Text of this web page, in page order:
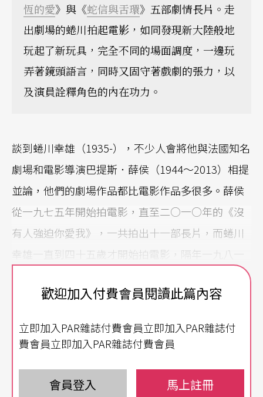
恆的愛》與《蛇信與舌環》五部劇情長片。走
出劇場的蜷川拍起電影，如同發現新大陸般地
玩起了新玩具，完全不同的場面調度，一邊玩
弄著鏡頭語言，同時又固守著戲劇的張力，以
及演員詮釋角色的內在功力。
談到蜷川幸雄（1935-），不少人會將他與法國知名
劇場和電影導演巴提斯．薛侯（1944～2013）相提
並論，他們的劇場作品都比電影作品多很多。薛侯
從一九七五年開始拍電影，直至二○一○年的《沒
有人強迫你愛我》，一共拍出十一部長片，而蜷川
幸雄一直到四十五歲才開始拍電影，隔年一九八一
年推出了兩部電影：《青春的帆船日本丸》與松竹
出品的《惡魔之夏》，第三部長片卻相隔廿二年，
第四部作品《伊右衛門之永恆的愛》，二○○九年
輕演出過十多部電影導演的配角，包括小林正樹
歡迎加入付費會員閱讀此篇內容
立即加入PAR雜誌付費會員立即加入PAR雜誌付
費會員立即加入PAR雜誌付費會員
會員登入 馬上註冊